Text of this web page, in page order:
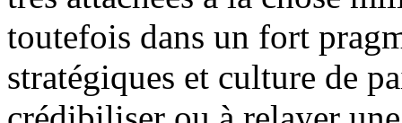
toutefois dans un fort
stratégiques et culture de